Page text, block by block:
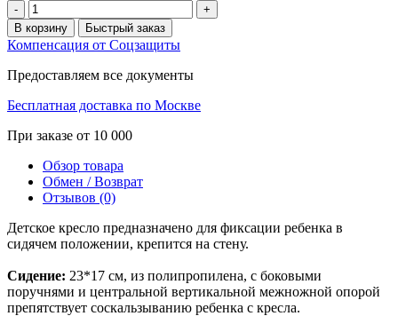
-
+
В корзину
Быстрый заказ
Компенсация от Соцзащиты
Предоставляем все документы
Бесплатная доставка по Москве
При заказе от 10 000
Обзор товара
Обмен / Возврат
Отзывов (0)
Детское кресло предназначено для фиксации ребенка в
сидячем положении, крепится на стену.
Сидение: 23*17 см, из полипропилена, с боковыми
поручнями и центральной вертикальной межножной опорой
препятствует соскальзыванию ребенка с кресла.